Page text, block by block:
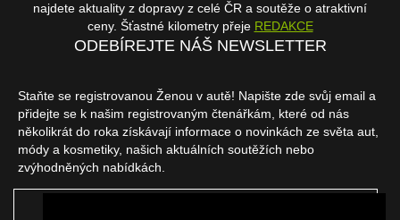
najdete aktuality z dopravy z celé ČR a soutěže o atraktivní
ceny. Šťastné kilometry přeje REDAKCE
ODEBÍREJTE NÁŠ NEWSLETTER
Staňte se registrovanou Ženou v autě! Napište zde svůj email a
přidejte se k našim registrovaným čtenářkám, které od nás
několikrát do roka získávají informace o novinkách ze světa aut,
módy a kosmetiky, našich aktuálních soutěžích nebo
zvýhodněných nabídkách.